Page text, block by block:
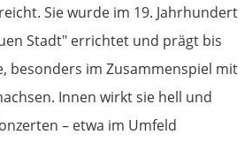
Sie wurde im 19. Jahrhundert
Stadt" errichtet und prägt bis
besonders im Zusammenspiel mit
Innen wirkt sie hell und
– etwa im Umfeld